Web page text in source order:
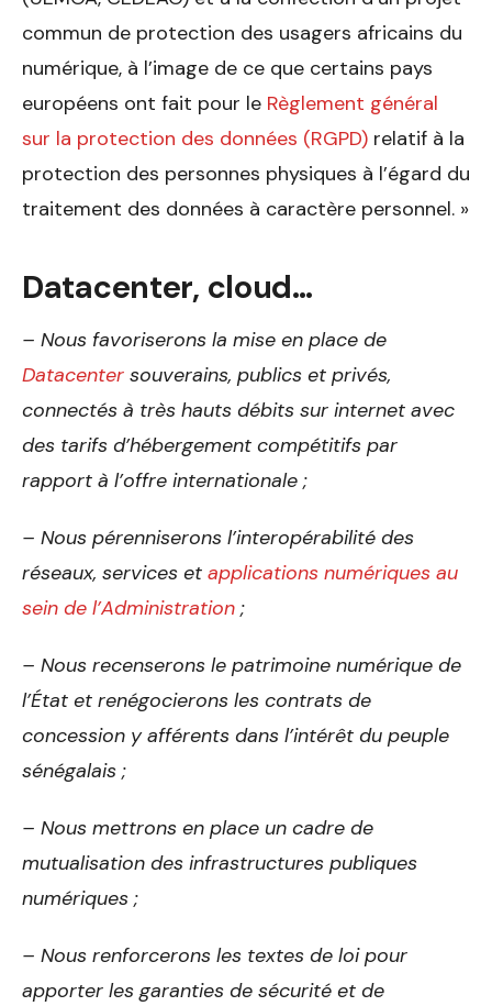
commun de protection des usagers africains du
numérique, à l’image de ce que certains pays
européens ont fait pour le Règlement général
sur la protection des données (RGPD) relatif à la
protection des personnes physiques à l’égard du
traitement des données à caractère personnel. »
Datacenter, cloud…
– Nous favoriserons la mise en place de
Datacenter souverains, publics et privés,
connectés à très hauts débits sur internet avec
des tarifs d’hébergement compétitifs par
rapport à l’offre internationale ;
– Nous pérenniserons l’interopérabilité des
réseaux, services et applications numériques au
sein de l’Administration ;
– Nous recenserons le patrimoine numérique de
l’État et renégocierons les contrats de
concession y afférents dans l’intérêt du peuple
sénégalais ;
– Nous mettrons en place un cadre de
mutualisation des infrastructures publiques
numériques ;
– Nous renforcerons les textes de loi pour
apporter les garanties de sécurité et de